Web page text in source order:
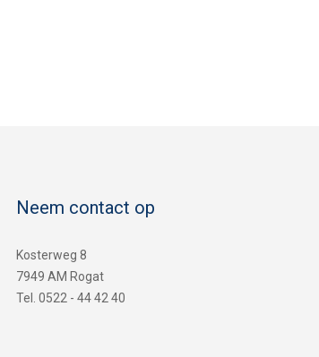
Neem contact op
Kosterweg 8
7949 AM Rogat
Tel. 0522 - 44 42 40